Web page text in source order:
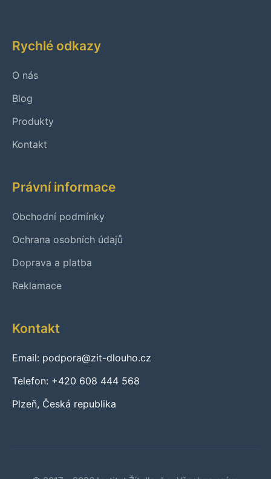
Rychlé odkazy
O nás
Blog
Produkty
Kontakt
Právní informace
Obchodní podmínky
Ochrana osobních údajů
Doprava a platba
Reklamace
Kontakt
Email: podpora@zit-dlouho.cz
Telefon: +420 608 444 568
Plzeň, Česká republika